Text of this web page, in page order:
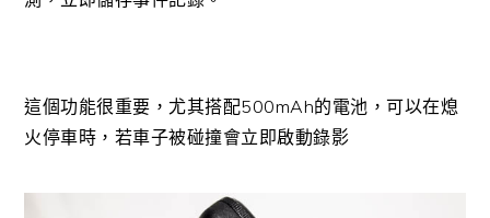
這個功能很重要，尤其搭配500mAh的電池，可以在熄
火停車時，若車子被碰撞會立即啟動錄影